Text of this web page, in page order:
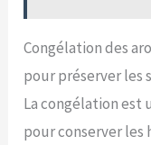
Congélation des
pour préserver les
La congélation est
pour conserver